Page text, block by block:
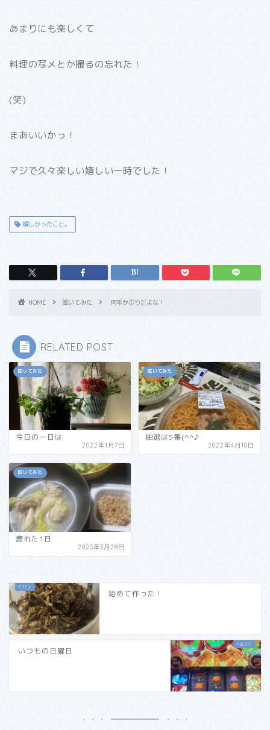
あまりにも楽しくて
料理の写メとか撮るの忘れた！
(笑)
まあいいかっ！
マジで久々楽しい嬉しい一時でした！
嬉しかったこと。
HOME 呟いてみた 何年かぶりだよな！
RELATED POST
呟いてみた
今日の一日は
2022年1月7日
呟いてみた
抽選は5番(^^♪
2022年4月10日
呟いてみた
疲れた1日
2025年3月28日
始めて作った！
いつもの日曜日